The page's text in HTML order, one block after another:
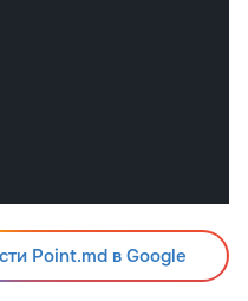
Point.md в Google